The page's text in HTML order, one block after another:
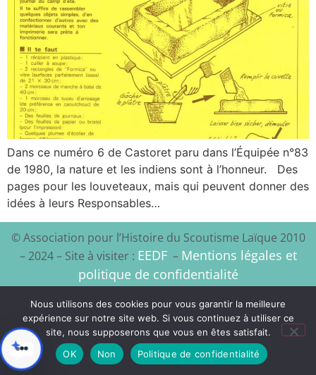
Dans ce numéro 6 de Castoret paru dans l’Équipée n°83
de 1980, la nature et les indiens sont à l’honneur. Des
pages pour les louveteaux, mais qui peuvent donner des
idées à leurs Responsables…
© Association pour l’Histoire du Scoutisme Laïque 2010
– 2024 – Site à visiter : EEDF– Mentions légales et
politique de confidentialité
Création du site :Xyloon
Nous utilisons des cookies pour vous garantir la meilleure
expérience sur notre site web. Si vous continuez à utiliser ce
site, nous supposerons que vous en êtes satisfait.
OK
Non Politique de confidentialité